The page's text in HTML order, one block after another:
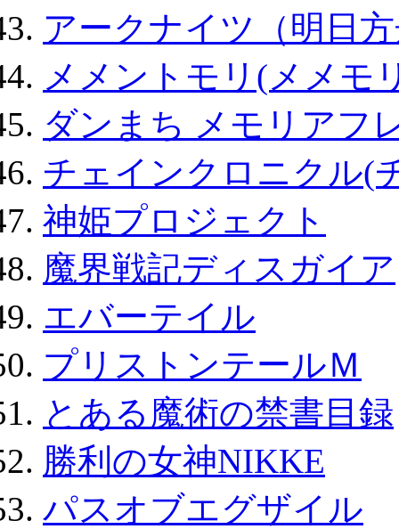
アークナイツ（明日
メメントモリ(メメモ
ダンまち メモリアフ
チェインクロニクル(
神姫プロジェクト
魔界戦記ディスガイア
エバーテイル
プリストンテールＭ
とある魔術の禁書目録
勝利の女神NIKKE
パスオブエグザイル